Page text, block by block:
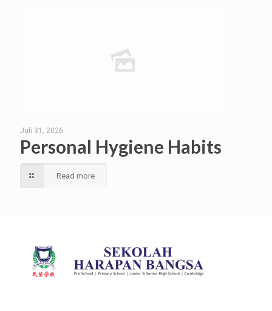
Juli 31, 2026
Personal Hygiene Habits
Read more